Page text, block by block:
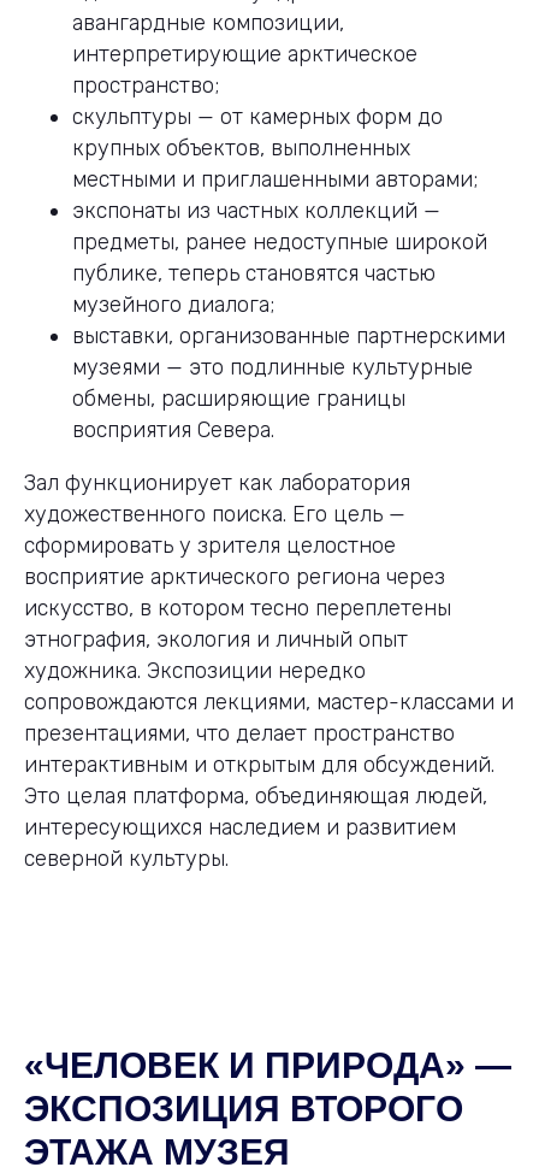
авангардные композиции,
интерпретирующие арктическое
пространство;
скульптуры — от камерных форм до
крупных объектов, выполненных
местными и приглашенными авторами;
экспонаты из частных коллекций —
предметы, ранее недоступные широкой
публике, теперь становятся частью
музейного диалога;
выставки, организованные партнерскими
музеями — это подлинные культурные
обмены, расширяющие границы
восприятия Севера.
Зал функционирует как лаборатория
художественного поиска. Его цель —
сформировать у зрителя целостное
восприятие арктического региона через
искусство, в котором тесно переплетены
этнография, экология и личный опыт
художника. Экспозиции нередко
сопровождаются лекциями, мастер-классами и
презентациями, что делает пространство
интерактивным и открытым для обсуждений.
Это целая платформа, объединяющая людей,
интересующихся наследием и развитием
северной культуры.
«ЧЕЛОВЕК И ПРИРОДА» —
ЭКСПОЗИЦИЯ ВТОРОГО
ЭТАЖА МУЗЕЯ